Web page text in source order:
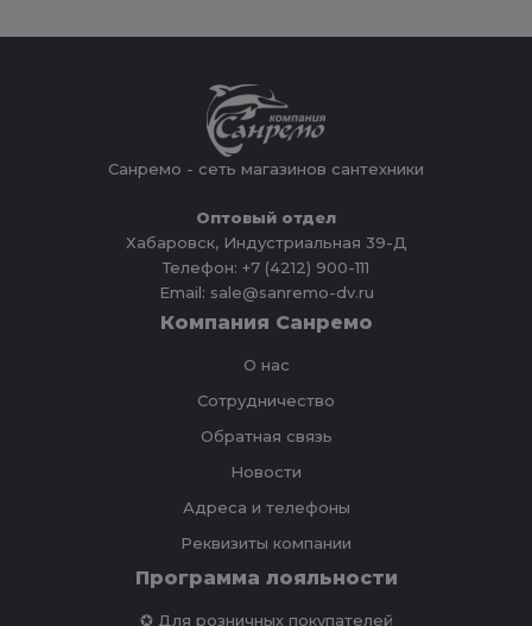
Санремо - сеть магазинов сантехники
Оптовый отдел
Хабаровск, Индустриальная 39-Д
Телефон: +7 (4212) 900-111
Email: sale@sanremo-dv.ru
Компания Санремо
О нас
Сотрудничество
Обратная связь
Новости
Адреса и телефоны
Реквизиты компании
Программа лояльности
✪ Для розничных покупателей